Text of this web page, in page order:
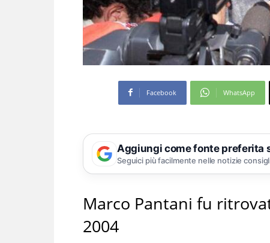
Facebook WhatsApp
Aggiungi come fonte preferita
Seguici più facilmente nelle notizie
Marco Pantani fu
2004